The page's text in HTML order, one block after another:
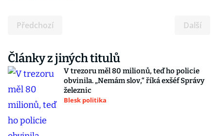
Předchozí Další
Články z jiných titulů
V trezoru měl 80 milionů, teď ho policie
obvinila. „Nemám slov,“ říká exšéf Správy
železnic
Blesk politika